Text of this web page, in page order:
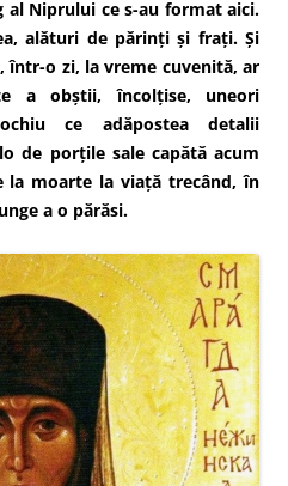
al Niprului ce s-au format aici.
alături de părinți și frați. Și
într-o zi, la vreme cuvenită, ar
a obștii, încolțise, uneori
ce adăpostea detalii
de porțile sale capătă acum
la moarte la viață trecând, în
a o părăsi.